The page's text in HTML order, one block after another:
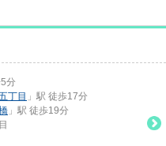
5分
丁目 」駅 徒歩17分
」駅 徒歩19分